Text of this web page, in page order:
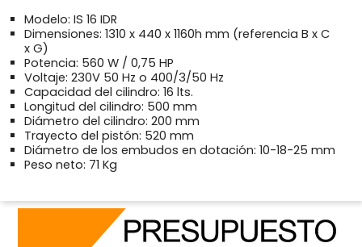
Modelo: IS 16 IDR
Dimensiones: 1310 x 440 x 1160h mm (referencia B x C
x G)
Potencia: 560 W / 0,75 HP
Voltaje: 230V 50 Hz o 400/3/50 Hz
Capacidad del cilindro: 16 lts.
Longitud del cilindro: 500 mm
Diámetro del cilindro: 200 mm
Trayecto del pistón: 520 mm
Diámetro de los embudos en dotación: 10-18-25 mm
Peso neto: 71 Kg